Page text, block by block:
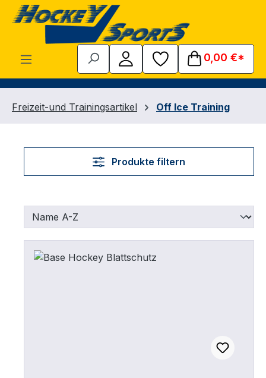
Zum Hauptinhalt springen
0,00 €*
Freizeit-und Trainingsartikel Off Ice Training
Produkte filtern